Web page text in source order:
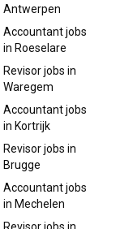
Antwerpen
Accountantjobs
in Roeselare
Revisorjobs in
Waregem
Accountantjobs
in Kortrijk
Revisorjobs in
Brugge
Accountantjobs
in Mechelen